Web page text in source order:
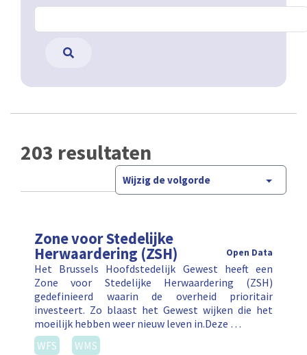
203 resultaten
Wijzig de volgorde
Zone voor Stedelijke
Herwaardering (ZSH) Open Data
Het Brussels Hoofdstedelijk Gewest heeft een
Zone voor Stedelijke Herwaardering (ZSH)
gedefinieerd waarin de overheid prioritair
investeert. Zo blaast het Gewest wijken die het
moeilijk hebben weer nieuw leven in.Deze …
WFS
WMS